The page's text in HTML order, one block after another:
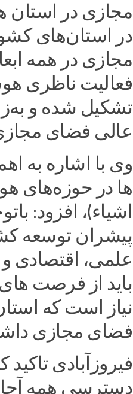
مجازی در
در استان‌های
مجازی در همه
فعالیت ناظری
تشکیل شده و
عالی فضای
وی با اشاره به
اشیاء)، افزود:
پیشران توسعه
علمی، اقتصادی
باید از فرصت
نیاز است که
فضای مجازی
فیروزآبادی
دسترسی همه